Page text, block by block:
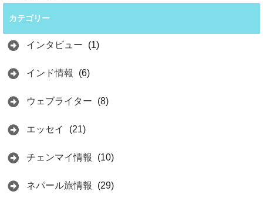
カテゴリー
インタビュー (1)
インド情報 (6)
ウェブライター (8)
エッセイ (21)
チェンマイ情報 (10)
ネパール旅情報 (29)